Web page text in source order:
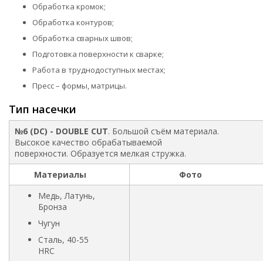
Обработка кромок;
Обработка контуров;
Обработка сварных швов;
Подготовка поверхности к сварке;
Работа в труднодоступных местах;
Пресс – формы, матрицы.
Тип насечки
№6 (DC) - DOUBLE CUT. Большой съём материала.
Высокое качество обрабатываемой
поверхности. Образуется мелкая стружка.
Материалы
Фото
Медь, Латунь,
Бронза
Чугун
Сталь, 40-55
HRC